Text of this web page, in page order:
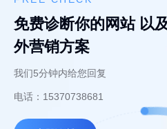
免费诊断你的网站 以
外营销方案
我们5分钟内给您回复
电话：15370738681